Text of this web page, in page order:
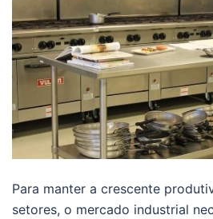
Para manter a crescente
setores, o mercado industrial